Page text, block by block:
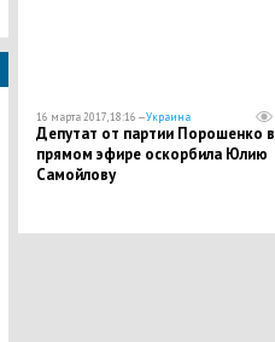
16 марта 2017, 18:16 —Украина
Депутат от партии Порошенко в
прямом эфире оскорбила Юлию
Самойлову